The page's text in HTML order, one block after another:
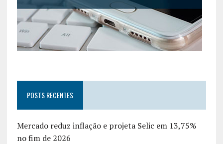
POSTS RECENTES
Mercado reduz inflação e projeta Selic em 13,75%
no fim de 2026